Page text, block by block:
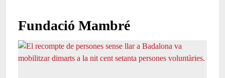
Fundació Mambré